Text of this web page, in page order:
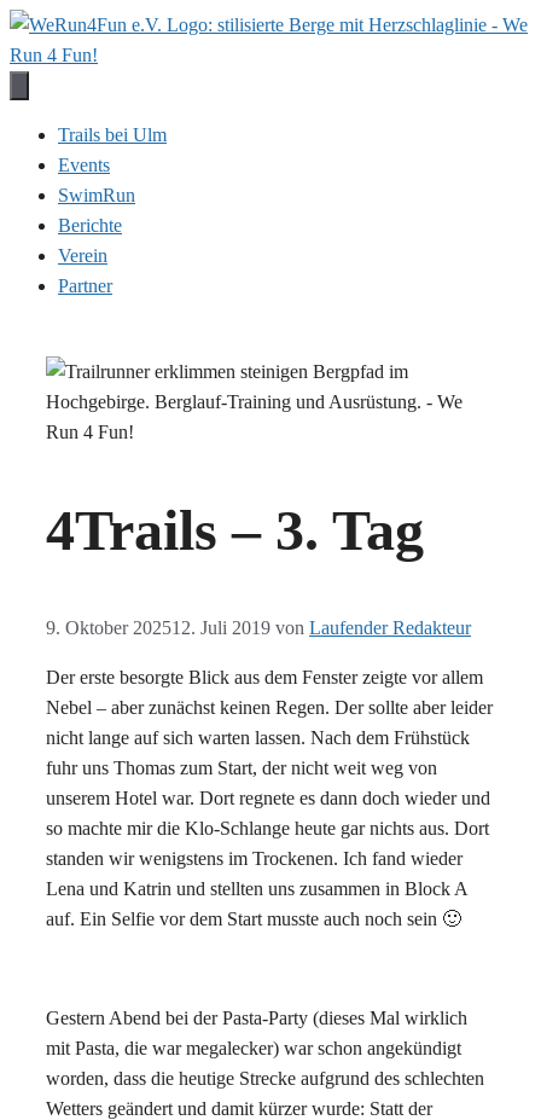
Zum
Inhalt
Trails bei Ulm
Events
SwimRun
Berichte
Verein
Partner
4Trails – 3. Tag
9. Oktober 202512. Juli 2019 von Laufender Redakteur
Der erste besorgte Blick aus dem Fenster zeigte vor allem
Nebel – aber zunächst keinen Regen. Der sollte aber leider
nicht lange auf sich warten lassen. Nach dem Frühstück
fuhr uns Thomas zum Start, der nicht weit weg von
unserem Hotel war. Dort regnete es dann doch wieder und
so machte mir die Klo-Schlange heute gar nichts aus. Dort
standen wir wenigstens im Trockenen. Ich fand wieder
Lena und Katrin und stellten uns zusammen in Block A
auf. Ein Selfie vor dem Start musste auch noch sein 🙂
Gestern Abend bei der Pasta-Party (dieses Mal wirklich
mit Pasta, die war megalecker) war schon angekündigt
worden, dass die heutige Strecke aufgrund des schlechten
Wetters geändert und damit kürzer wurde: Statt der